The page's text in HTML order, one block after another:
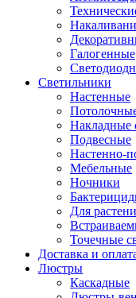
Галогенные
Светильники
Настенные
Накладные
Подвесные
Настенно-
Мебельные
Ночники
Для
Точечные
Доставка и
Люстры
Каскадные